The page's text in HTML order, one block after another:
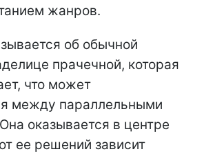
жанров.
об обычной
прачечной, которая
что может
между параллельными
оказывается в центре
ее решений зависит